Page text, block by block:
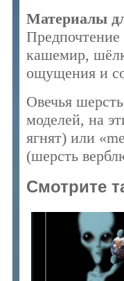
Материалы
Предпочтение
кашемир,
ощущения и
Овечья
моделей, на
ягнят) или
(шерсть
Смотрите